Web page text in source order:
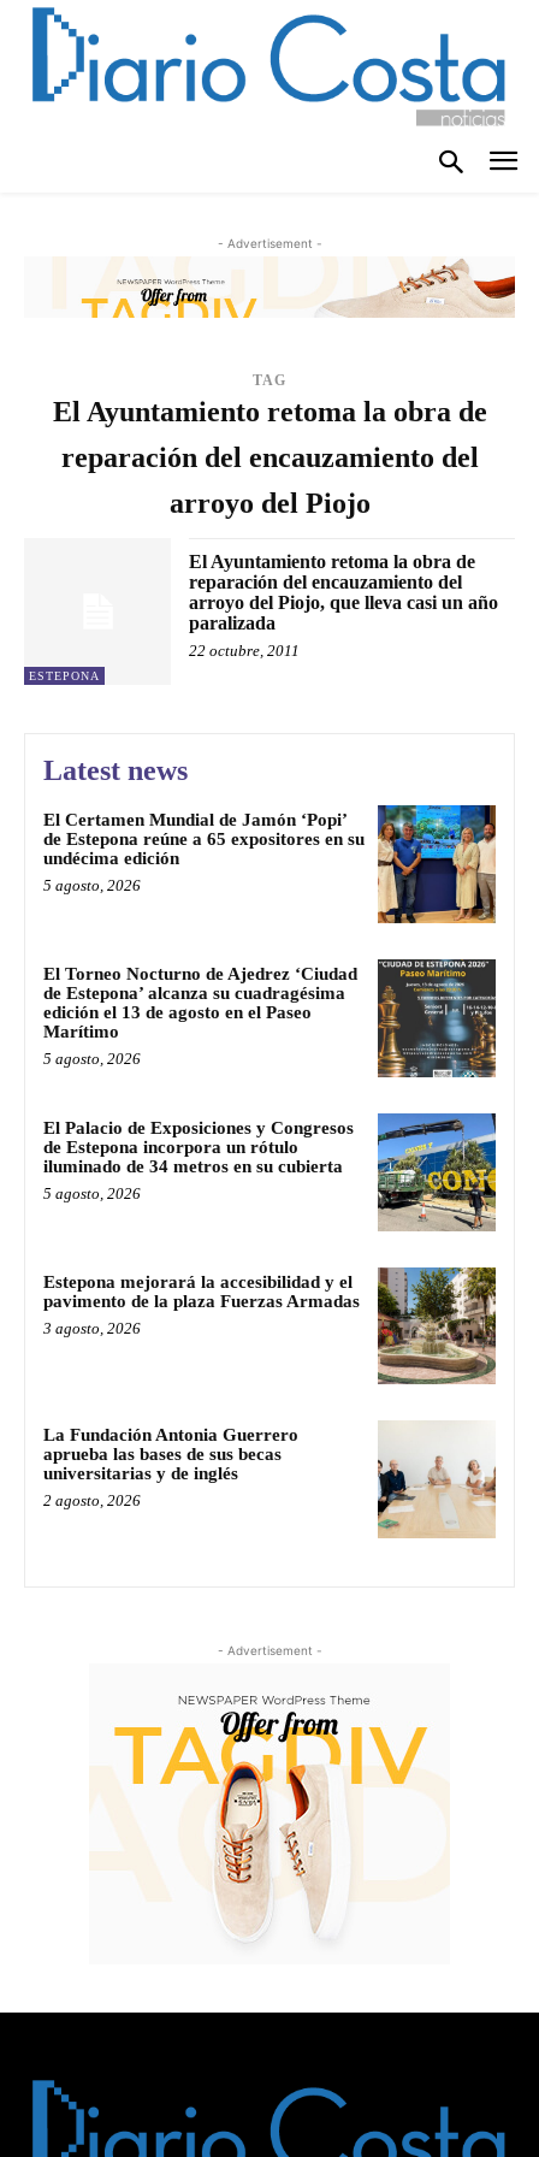
- Advertisement -
TAG
El Ayuntamiento retoma la obra de
reparación del encauzamiento del
arroyo del Piojo
ESTEPONA
El Ayuntamiento retoma la obra de
reparación del encauzamiento del
arroyo del Piojo, que lleva casi un año
paralizada
22 octubre, 2011
Latest news
El Certamen Mundial de Jamón ‘Popi’
de Estepona reúne a 65 expositores en su
undécima edición
5 agosto, 2026
El Torneo Nocturno de Ajedrez ‘Ciudad
de Estepona’ alcanza su cuadragésima
edición el 13 de agosto en el Paseo
Marítimo
5 agosto, 2026
El Palacio de Exposiciones y Congresos
de Estepona incorpora un rótulo
iluminado de 34 metros en su cubierta
5 agosto, 2026
Estepona mejorará la accesibilidad y el
pavimento de la plaza Fuerzas Armadas
3 agosto, 2026
La Fundación Antonia Guerrero
aprueba las bases de sus becas
universitarias y de inglés
2 agosto, 2026
- Advertisement -